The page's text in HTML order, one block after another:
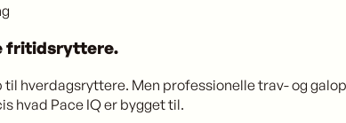
fritidsryttere.
til hverdagsryttere. Men professionelle trav- og
hvad Pace IQ er bygget til.